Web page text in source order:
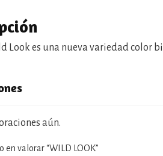
Look es una nueva variedad color
aún.
en valorar “WILD LOOK”